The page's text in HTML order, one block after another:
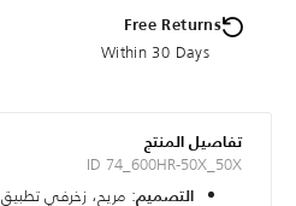
Free Returns
Within 30 Days
تفاصيل المنتج
ID 74_600HR-50X_50X
التصميم: مريح، زخرفي تطبيق